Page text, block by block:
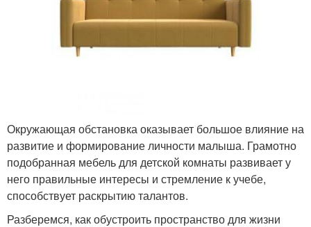
Окружающая обстановка оказывает большое влияние на
развитие и формирование личности малыша. Грамотно
подобранная мебель для детской комнаты развивает у
него правильные интересы и стремление к учебе,
способствует раскрытию талантов.
Разберемся, как обустроить пространство для жизни